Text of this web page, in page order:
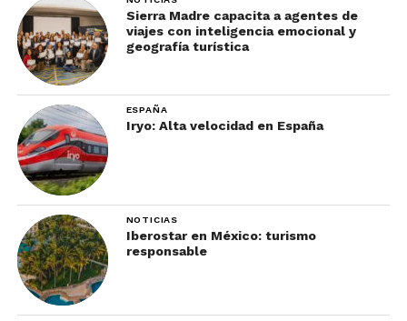
Sierra Madre capacita a agentes de
viajes con inteligencia emocional y
geografía turística
ESPAÑA
Iryo: Alta velocidad en España
NOTICIAS
Iberostar en México: turismo
responsable